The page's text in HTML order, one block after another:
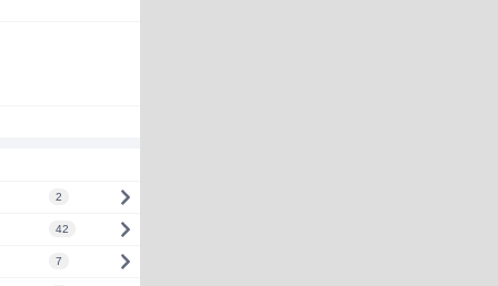
2
42
7